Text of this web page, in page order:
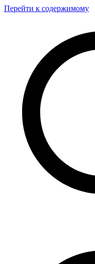
Перейти к содержимому